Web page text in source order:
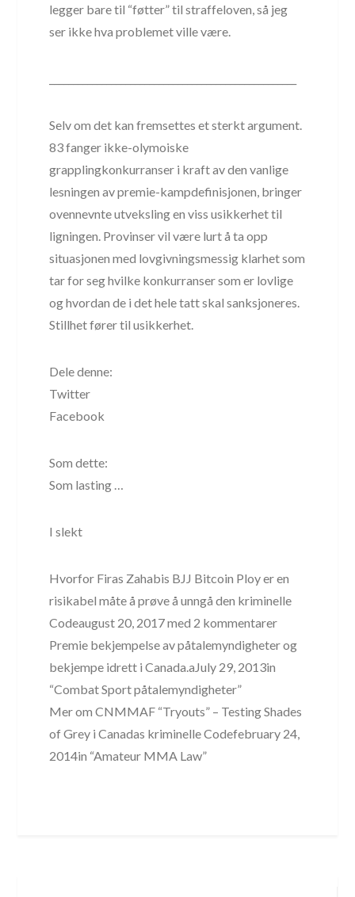
legger bare til “føtter” til straffeloven, så jeg
ser ikke hva problemet ville være.
Selv om det kan fremsettes et sterkt argument.
83 fanger ikke-olymoiske
grapplingkonkurranser i kraft av den vanlige
lesningen av premie-kampdefinisjonen, bringer
ovennevnte utveksling en viss usikkerhet til
ligningen. Provinser vil være lurt å ta opp
situasjonen med lovgivningsmessig klarhet som
tar for seg hvilke konkurranser som er lovlige
og hvordan de i det hele tatt skal sanksjoneres.
Stillhet fører til usikkerhet.
Dele denne:
Twitter
Facebook
Som dette:
Som lasting …
I slekt
Hvorfor Firas Zahabis BJJ Bitcoin Ploy er en
risikabel måte å prøve å unngå den kriminelle
Codeaugust 20, 2017 med 2 kommentarer
Premie bekjempelse av påtalemyndigheter og
bekjempe idrett i Canada.aJuly 29, 2013in
“Combat Sport påtalemyndigheter”
Mer om CNMMAF “Tryouts” – Testing Shades
of Grey i Canadas kriminelle Codefebruary 24,
2014in “Amateur MMA Law”